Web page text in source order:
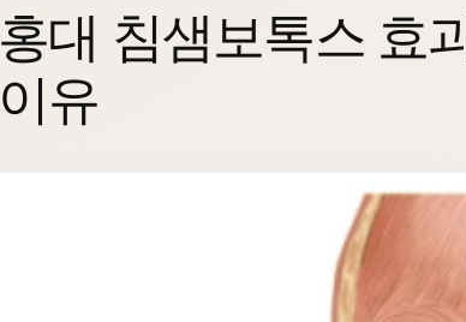
홍대 침샘보톡스 효
이유